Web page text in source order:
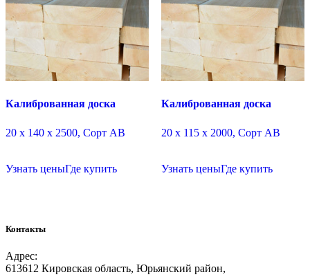
Калиброванная доска
20 х 140 х 2500, Сорт АВ
Узнать ценыГде купить
Калиброванная доска
20 х 115 х 2000, Сорт АВ
Узнать ценыГде купить
Контакты
Адрес:
613612 Кировская область, Юрьянский район,